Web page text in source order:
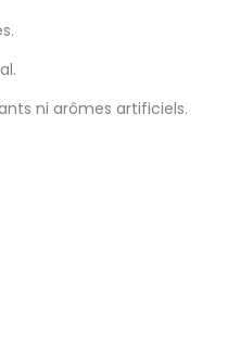
ni arômes artificiels.